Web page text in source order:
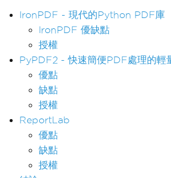
IronPDF - 現代的Python PDF庫
IronPDF 優缺點
授權
PyPDF2 - 快速簡便PDF處理的輕
優點
缺點
授權
ReportLab
優點
缺點
授權